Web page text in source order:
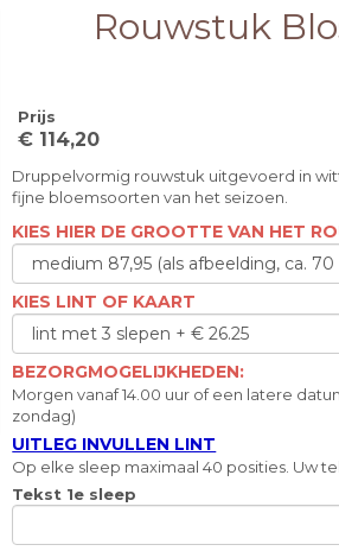
Rouwstuk
Prijs
€ 114,20
Druppelvormig rouwstuk uitgevoerd in
fijne bloemsoorten van het seizoen.
KIES HIER DE GROOTTE VAN HET
KIES LINT OF KAART
BEZORGMOGELIJKHEDEN:
Morgen vanaf 14.00 uur of een latere
zondag)
UITLEG INVULLEN LINT
Op elke sleep maximaal 40 posities. Uw
Tekst 1e sleep